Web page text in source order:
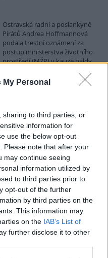
Personal
sharing to third parties, or
information for
use the below opt-out
Please note that after your
may continue seeing
information utilized by
to third parties prior to
opt-out of the further
by third parties on the
This information may
on the IAB’s List of
further disclose it to other
Ostravská radní a poslankyně
Pirátů Andrea Hoffmannová
podala trestní oznámení za
postup ministerstva životního
prostředí (MŽP) v kauze haldy
prověřila okolnosti odebrání
(ČIŽP) a zastavení řízení.
postupu může být
a ČIŽP ČTK shání.
rozhodli odejít z
Ředitel odboru vnitřních
služeb Matěj Mrlina, vedoucí
služebního úřadu Oldřich
Jarolím a tisková mluvčí Miriam
Loužecká končí na České
iniciativy. Na dotaz ČTK
Straka (za Motoristy). O jejich